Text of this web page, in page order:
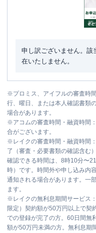
申し訳ございません。該
在いたしません。
※プロミス、アイフルの審査時
行、曜日、または本人確認書類
場合があります。
※アコムの審査時間・融資時間
合がございます。
※ レイクの審査時間・融資時間
了（審査・必要書類の確認含む
確認できる時間は、8時10分〜
時）です。時間外や申し込み内
通知される場合があります。一
ます。
※ レイクの無利息期間サービス
限定）契約額が50万円以上で契
での登録が完了の方。60日間無
額が50万円未満の方。無利息期